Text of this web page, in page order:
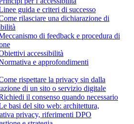
guida e criteri di successo
rilasciare una dichiarazione di
di feedback e procedura di
accessibilità
e approfondimenti
rispettare la privacy sin dalla
di un sito o servizio digitale
il consenso quando necessario
basi del sito web: architettura,
privacy, riferimenti DPO